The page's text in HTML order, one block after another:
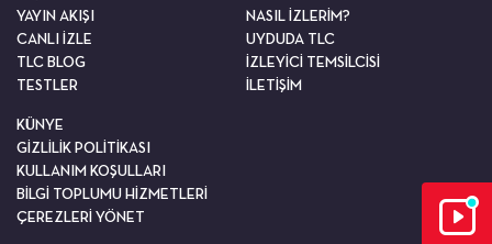
YAYIN AKIŞI
CANLI İZLE
TLC BLOG
TESTLER
NASIL İZLERİM?
UYDUDA TLC
İZLEYİCİ TEMSİLCİSİ
İLETİŞİM
KÜNYE
GİZLİLİK POLİTİKASI
KULLANIM KOŞULLARI
BİLGİ TOPLUMU HİZMETLERİ
ÇEREZLERİ YÖNET